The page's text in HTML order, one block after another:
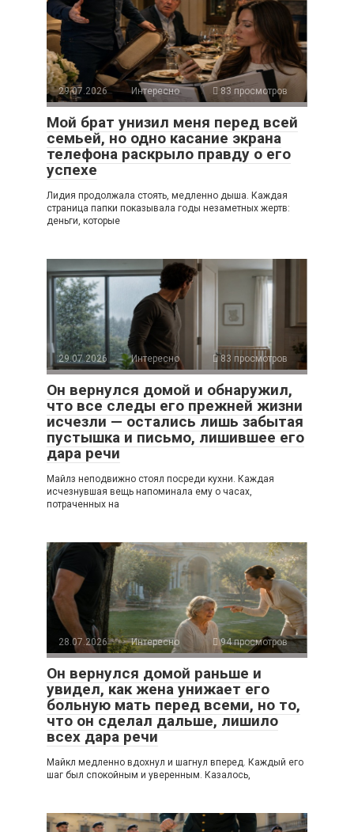
29.07.2026 Интересно 83 просмотров
Мой брат унизил меня перед всей
семьей, но одно касание экрана
телефона раскрыло правду о его
успехе
Лидия продолжала стоять, медленно дыша. Каждая
страница папки показывала годы незаметных жертв:
деньги, которые
29.07.2026 Интересно 83 просмотров
Он вернулся домой и обнаружил,
что все следы его прежней жизни
исчезли — остались лишь забытая
пустышка и письмо, лишившее его
дара речи
Майлз неподвижно стоял посреди кухни. Каждая
исчезнувшая вещь напоминала ему о часах,
потраченных на
28.07.2026 Интересно 94 просмотров
Он вернулся домой раньше и
увидел, как жена унижает его
больную мать перед всеми, но то,
что он сделал дальше, лишило
всех дара речи
Майкл медленно вдохнул и шагнул вперед. Каждый его
шаг был спокойным и уверенным. Казалось,